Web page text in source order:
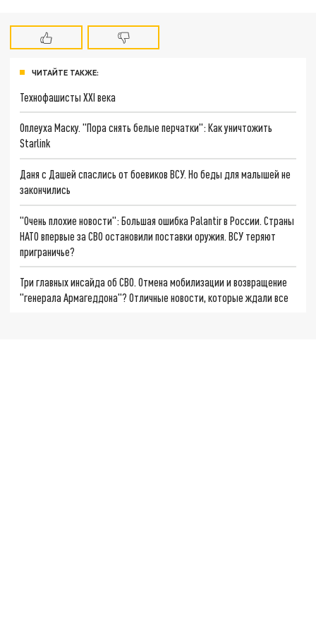
ЧИТАЙТЕ ТАКЖЕ:
Технофашисты XXI века
Оплеуха Маску. "Пора снять белые перчатки": Как уничтожить
Starlink
Даня с Дашей спаслись от боевиков ВСУ. Но беды для малышей не
закончились
"Очень плохие новости": Большая ошибка Palantir в России. Страны
НАТО впервые за СВО остановили поставки оружия. ВСУ теряют
приграничье?
Три главных инсайда об СВО. Отмена мобилизации и возвращение
"генерала Армагеддона"? Отличные новости, которые ждали все